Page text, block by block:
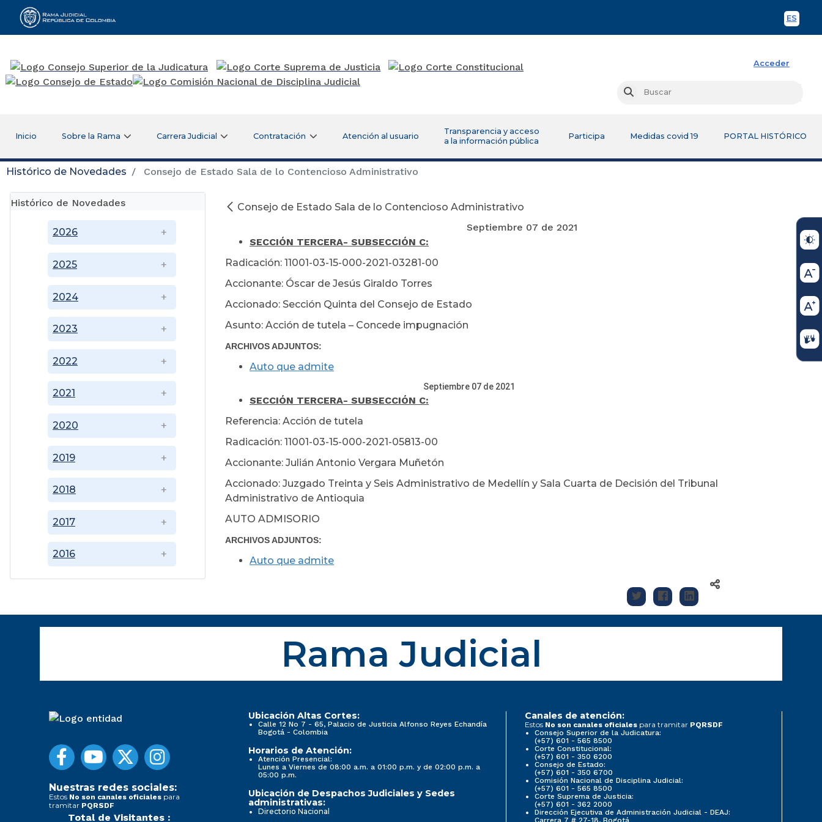
ES
Rama Judicial
Acceder
Buscar
Inicio Sobre la Rama Carrera Judicial Contratación Atención al usuario
Transparencia y acceso
a la información pública
Participa Medidas covid 19 PORTAL HISTÓRICO
Histórico de Novedades Consejo de Estado Sala de lo Contencioso Administrativo
Histórico de Novedades
2016
2017
2018
2019
2020
2021
2022
2023
2024
2025
2026
Consejo de Estado Sala de lo Contencioso Administrativo
Septiembre 07 de 2021
SECCIÓN TERCERA- SUBSECCIÓN C:
Radicación: 11001-03-15-000-2021-03281-00
Accionante: Óscar de Jesús Giraldo Torres
Accionado: Sección Quinta del Consejo de Estado
Asunto: Acción de tutela – Concede impugnación
ARCHIVOS ADJUNTOS:
Auto que admite
Septiembre 07 de 2021
SECCIÓN TERCERA- SUBSECCIÓN C:
Referencia: Acción de tutela
Radicación: 11001-03-15-000-2021-05813-00
Accionante: Julián Antonio Vergara Muñetón
Accionado: Juzgado Treinta y Seis Administrativo de Medellín y Sala Cuarta de Decisión del Tribunal
Administrativo de Antioquia
AUTO ADMISORIO
ARCHIVOS ADJUNTOS:
Auto que admite
Rama Judicial
Nuestras redes sociales:
Estos No son canales oficiales para
tramitar PQRSDF
Total de Visitantes :
Ubicación Altas Cortes:
Calle 12 No 7 - 65, Palacio de Justicia Alfonso Reyes Echandía
Bogotá - Colombia
Horarios de Atención:
Atención Presencial:
Lunes a Viernes de 08:00 a.m. a 01:00 p.m. y de 02:00 p.m. a
05:00 p.m.
Ubicación de Despachos Judiciales y Sedes
administrativas:
Directorio Nacional
Canales de atención:
Estos No son canales oficiales para tramitar PQRSDF
Consejo Superior de la Judicatura:
(+57) 601 - 565 8500
Corte Constitucional:
(+57) 601 - 350 6200
Consejo de Estado:
(+57) 601 - 350 6700
Comisión Nacional de Disciplina Judicial:
(+57) 601 - 565 8500
Corte Suprema de Justicia:
(+57) 601 - 362 2000
Dirección Ejecutiva de Administración Judicial - DEAJ:
Carrera 7 # 27-18, Bogotá